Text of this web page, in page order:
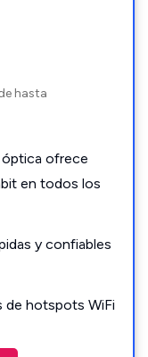
hasta
óptica ofrece
en todos los
y confiables
de hotspots WiFi